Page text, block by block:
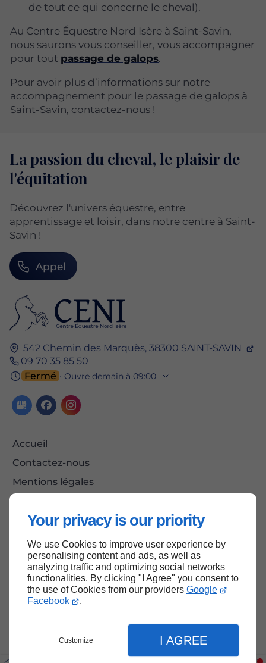
Your privacy is our priority
We use Cookies to improve user experience by
personalising content and ads, as well as
analyzing traffic and optimizing social networks
functionalities. By clicking "I Agree" you consent to
the use of Cookies from our providers Google
Facebook
.
Customize I AGREE
de tout ce qui concerne le cheval).
Au Centre Équestre Nord Isère à Saint-Savin,
nous saurons vous conseiller, vous accompagner
pour tout passage de galops.
Pour avoir plus d’informations sur notre
accompagnement pour le passage de galops à
Saint-Savin, contactez-nous !
542 Chemin des Marquès,38300 SAINT-SAVIN
09 70 35 85 50
Fermé ⋅ Ouvre demain à 09:00
Accueil
Contactez-nous
Mentions légales
La passion du cheval, le plaisir de
l'équitation
Découvrez l'univers équestre, entre
apprentissage et loisir, dans notre centre à Saint-
Savin !
Appel
Haut de page